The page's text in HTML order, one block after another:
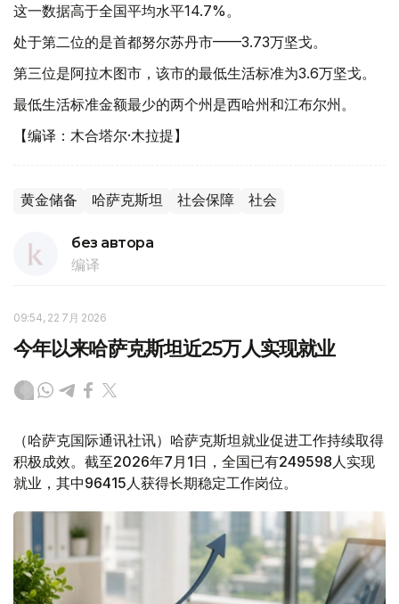
这一数据高于全国平均水平14.7%。
处于第二位的是首都努尔苏丹市——3.73万坚戈。
第三位是阿拉木图市，该市的最低生活标准为3.6万坚戈。
最低生活标准金额最少的两个州是西哈州和江布尔州。
【编译：木合塔尔·木拉提】
黄金储备 哈萨克斯坦 社会保障 社会
без автора
编译
09:54, 22 7月 2026
今年以来哈萨克斯坦近25万人实现就业
（哈萨克国际通讯社讯）哈萨克斯坦就业促进工作持续取得
积极成效。截至2026年7月1日，全国已有249598人实现
就业，其中96415人获得长期稳定工作岗位。